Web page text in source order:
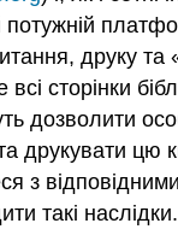
друку та
всі сторінки
дозволити
друкувати цю
з
такі наслідки.